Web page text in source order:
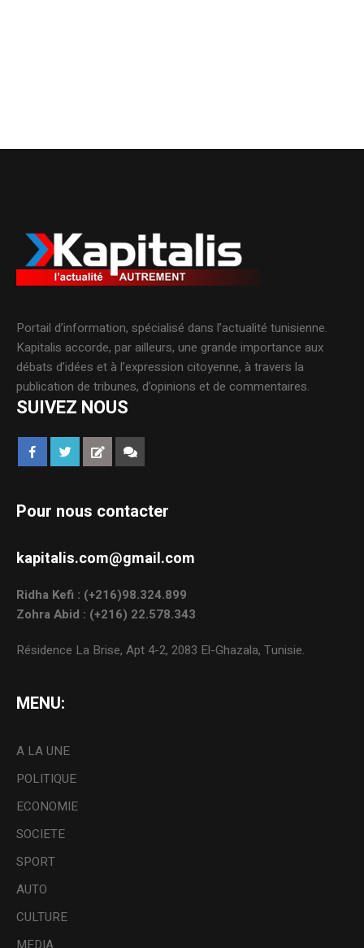
Portail d’information, spécialisé dans l’actualité tunisienne.
Kapitalis accorde, par ailleurs, une grande importance aux
débats d’idées et à l’expression citoyenne, à travers la
publication de tribunes, d’opinions et de commentaires.
SUIVEZ NOUS
Pour nous contacter
kapitalis.com@gmail.com
Ridha Kefi : (+216)98.324.899
Zohra Abid : (+216) 22.578.343
Résidence La Brise, Apt 4-2, 2083 El-Ghazala, Tunisie.
MENU:
A LA UNE
POLITIQUE
ECONOMIE
SOCIETE
SPORT
AUTO
CULTURE